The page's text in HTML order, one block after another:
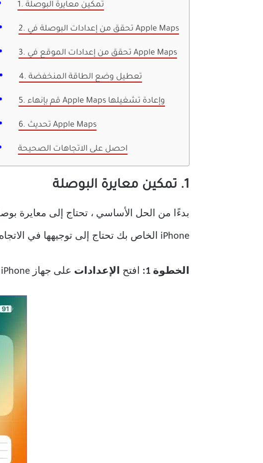
1. تمكين معايرة البوصلة
2. تحقق من إعدادات البوصلة في Apple Maps
3. تحقق من إعدادات الموقع في Apple Maps
4. تعطيل وضع الطاقة المنخفضة
5. قم بإنهاء Apple Maps وإعادة تشغيلها
6. تحديث Apple Maps
احصل على الاتجاهات الصحيحة
1. تمكين معايرة البوصلة
iPhone الخاص بك تحتاج إلى توجيهها في الاتجاه الجغرافي الدقيق لخرائط Apple لمساعدتك على التنقل بنجاح.
الخطوة 1: افتح الإعدادات على جهاز iPhone الخاص بك.